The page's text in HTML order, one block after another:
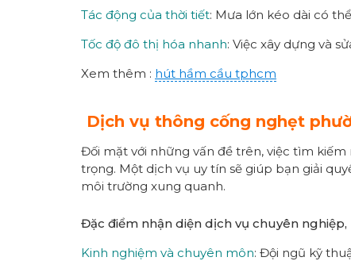
Tác động của thời tiết: Mưa lớn kéo dài có
Tốc độ đô thị hóa nhanh: Việc xây dựng và
Xem thêm : hút hầm cầu tphcm
Dịch vụ thông cống nghẹt
Đối mặt với những vấn đề trên, việc tìm kiếm
trọng. Một dịch vụ uy tín sẽ giúp bạn giải
môi trường xung quanh.
Đặc điểm nhận diện dịch vụ chuyên nghiệp,
Kinh nghiệm và chuyên môn: Đội ngũ kỹ